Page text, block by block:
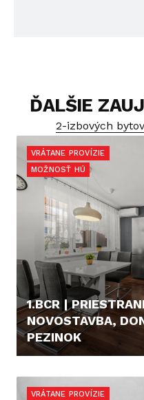
ĎALŠIE
2-izbových
VRÁTANE PROVÍZIE
MOŽNOSŤ HÚ
1.BCR |
NOVOSTAVBA,
PEZINOK
VRÁTANE PROVÍZIE